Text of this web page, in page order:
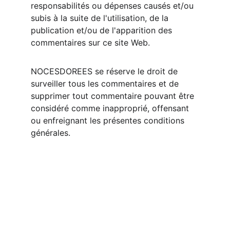
responsabilités ou dépenses causés et/ou
subis à la suite de l'utilisation, de la
publication et/ou de l'apparition des
commentaires sur ce site Web.
NOCESDOREES se réserve le droit de
surveiller tous les commentaires et de
supprimer tout commentaire pouvant être
considéré comme inapproprié, offensant
ou enfreignant les présentes conditions
générales.